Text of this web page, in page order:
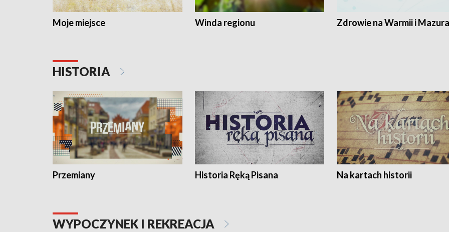
Moje miejsce Winda regionu Zdrowie na Warmii i
HISTORIA
Przemiany Historia Ręką Pisana Na kartach historii
WYPOCZYNEK I REKREACJA